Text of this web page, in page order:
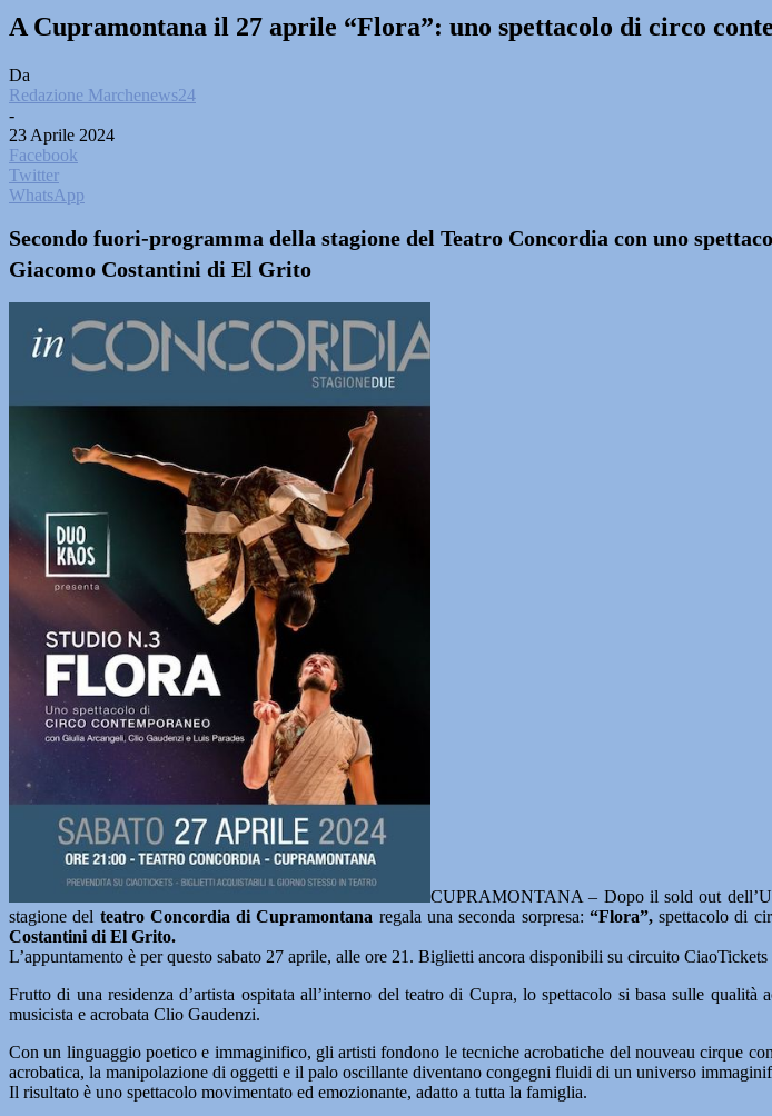
A Cupramontana il 27 aprile “Flora”: uno spettacolo di circo
Da
Redazione Marchenews24
-
23 Aprile 2024
Facebook
Twitter
WhatsApp
Secondo fuori-programma della stagione del Teatro Concordia con uno
Giacomo Costantini di El Grito
CUPRAMONTANA – Dopo il sold out
stagione del teatro Concordia di Cupramontana regala una seconda sorpresa: “Flora”,spettacolo di
Costantini di El Grito.
L’appuntamento è per questo sabato 27 aprile, alle ore 21. Biglietti ancora disponibili su circuito
Frutto di una residenza d’artista ospitata all’interno del teatro di Cupra, lo spettacolo si basa sulle
musicista e acrobata Clio Gaudenzi.
Con un linguaggio poetico e immaginifico, gli artisti fondono le tecniche acrobatiche del nouveau cirque
acrobatica, la manipolazione di oggetti e il palo oscillante diventano congegni fluidi di un universo
Il risultato è uno spettacolo movimentato ed emozionante, adatto a tutta la famiglia.